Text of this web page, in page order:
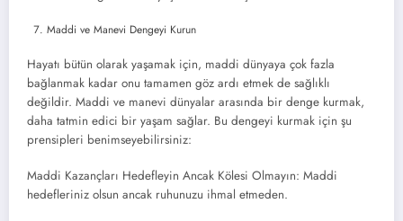
Maddi ve Manevi Dengeyi Kurun
Hayatı bütün olarak yaşamak için, maddi dünyaya çok fazla
bağlanmak kadar onu tamamen göz ardı etmek de sağlıklı
değildir. Maddi ve manevi dünyalar arasında bir denge kurmak,
daha tatmin edici bir yaşam sağlar. Bu dengeyi kurmak için şu
prensipleri benimseyebilirsiniz:
Maddi Kazançları Hedefleyin Ancak Kölesi Olmayın: Maddi
hedefleriniz olsun ancak ruhunuzu ihmal etmeden.